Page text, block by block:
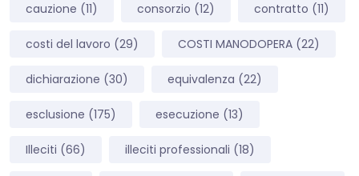
cauzione (11) consorzio (12) contratto (11)
costi del lavoro (29) COSTI MANODOPERA (22)
dichiarazione (30) equivalenza (22)
esclusione (175) esecuzione (13)
Illeciti (66) illeciti professionali (18)